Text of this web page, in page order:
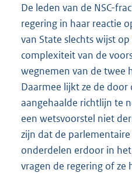
De leden van de NSC-
regering in haar reactie
van State slechts wijst
complexiteit van de
wegnemen van de twee
Daarmee lijkt ze de door
aangehaalde richtlijn te
een wetsvoorstel niet
zijn dat de
onderdelen erdoor in
vragen de regering of ze